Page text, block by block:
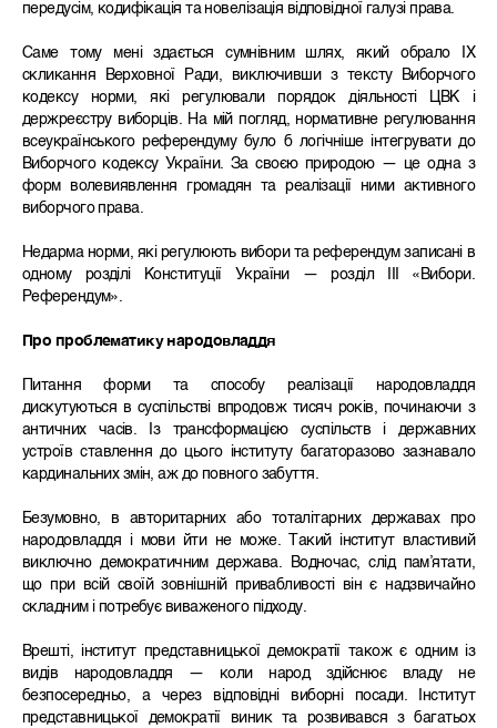
передусім, кодифікація та новелізація відповідної галузі права.
Саме тому мені здається сумнівним шлях, який обрало ІХ
скликання Верховної Ради, виключивши з тексту Виборчого
кодексу норми, які регулювали порядок діяльності ЦВК і
держреєстру виборців. На мій погляд, нормативне регулювання
всеукраїнського референдуму було б логічніше інтегрувати до
Виборчого кодексу України. За своєю природою — це одна з
форм волевиявлення громадян та реалізації ними активного
виборчого права.
Недарма норми, які регулюють вибори та референдум записані в
одному розділі Конституції України — розділ ІІІ «Вибори.
Референдум».
Про проблематику народовладдя
Питання форми та способу реалізації народовладдя
дискутуються в суспільстві впродовж тисяч років, починаючи з
античних часів. Із трансформацією суспільств і державних
устроїв ставлення до цього інституту багаторазово зазнавало
кардинальних змін, аж до повного забуття.
Безумовно, в авторитарних або тоталітарних державах про
народовладдя і мови йти не може. Такий інститут властивий
виключно демократичним держава. Водночас, слід пам’ятати,
що при всій своїй зовнішній привабливості він є надзвичайно
складним і потребує виваженого підходу.
Врешті, інститут представницької демократії також є одним із
видів народовладдя — коли народ здійснює владу не
безпосередньо, а через відповідні виборні посади. Інститут
представницької демократії виник та розвивався з багатьох